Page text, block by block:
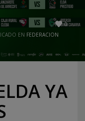
0
EN FEDERACION
YA